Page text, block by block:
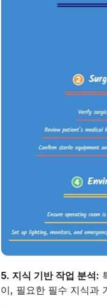
5. 지식 기반 작업 분석:
이, 필요한 필수 지식과